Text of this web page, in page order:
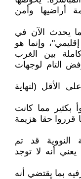
أراضيها وأمن
يحدث الآن في
وإنما هو
بين الغرب
التام لوجهات
الأقل (لنهاية
بكثير مما كانت
قرروا حقا هزيمة
النووية قد تم
أنه لا توجد
بما يقتضي أنه